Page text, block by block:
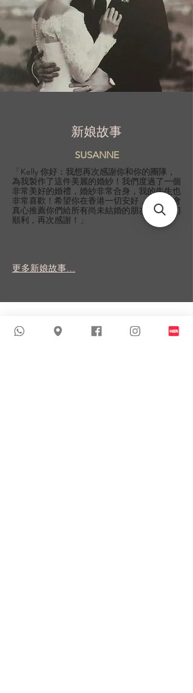
新娘故事
SUSANNE
「Kelly 你好：我想再次感謝你和你的團隊，
為我製作了這件美麗的婚紗！我們度過了一個
非常美好的婚禮，婚紗非常合身，我的先生也
非常喜歡！希望你在香港一切安好，我一定會
真心推薦你們給所有尚未結婚的朋友！祝一切
順利，再次感謝！」
更多新娘故事...
類似商品